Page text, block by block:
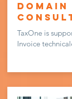
Domain
TaxOne is
Invoice